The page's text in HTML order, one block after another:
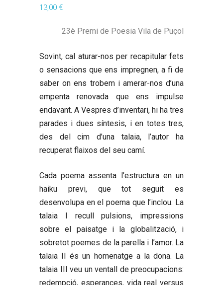
13,00 €
23è Premi de Poesia Vila de Puçol
Sovint, cal aturar-nos per recapitular fets
o sensacions que ens impregnen, a fi de
saber on ens trobem i amerar-nos d’una
empenta renovada que ens impulse
endavant. A Vespres d’inventari, hi ha tres
parades i dues síntesis, i en totes tres,
des del cim d’una talaia, l’autor ha
recuperat flaixos del seu camí.
Cada poema assenta l’estructura en un
haiku previ, que tot seguit es
desenvolupa en el poema que l’inclou. La
talaia I recull pulsions, impressions
sobre el paisatge i la globalització, i
sobretot poemes de la parella i l’amor. La
talaia II és un homenatge a la dona. La
talaia III veu un ventall de preocupacions:
redempció, esperances, vida real versus